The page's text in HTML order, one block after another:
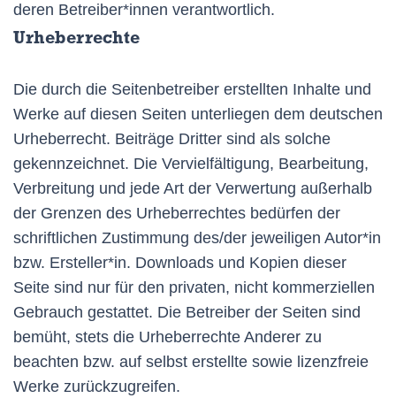
deren Betreiber*innen verantwortlich.
Urheberrechte
Die durch die Seitenbetreiber erstellten Inhalte und
Werke auf diesen Seiten unterliegen dem deutschen
Urheberrecht. Beiträge Dritter sind als solche
gekennzeichnet. Die Vervielfältigung, Bearbeitung,
Verbreitung und jede Art der Verwertung außerhalb
der Grenzen des Urheberrechtes bedürfen der
schriftlichen Zustimmung des/der jeweiligen Autor*in
bzw. Ersteller*in. Downloads und Kopien dieser
Seite sind nur für den privaten, nicht kommerziellen
Gebrauch gestattet. Die Betreiber der Seiten sind
bemüht, stets die Urheberrechte Anderer zu
beachten bzw. auf selbst erstellte sowie lizenzfreie
Werke zurückzugreifen.